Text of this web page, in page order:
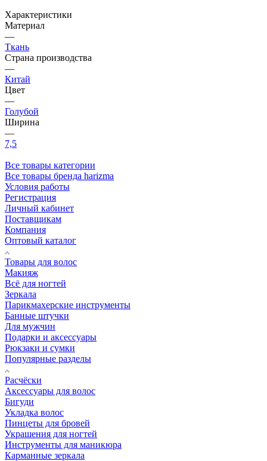
Характеристики
Материал
—
Ткань
Страна производства
—
Китай
Цвет
—
Голубой
Ширина
—
7,5
Все товары категории
Все товары бренда harizma
Условия работы
Регистрация
Личный кабинет
Поставщикам
Компания
Оптовый каталог
Товары для волос
Макияж
Всё для ногтей
Зеркала
Парикмахерские инструменты
Банные штучки
Для мужчин
Подарки и аксессуары
Рюкзаки и сумки
Популярные разделы
Расчёски
Аксессуары для волос
Бигуди
Укладка волос
Пинцеты для бровей
Украшения для ногтей
Инструменты для маникюра
Карманные зеркала